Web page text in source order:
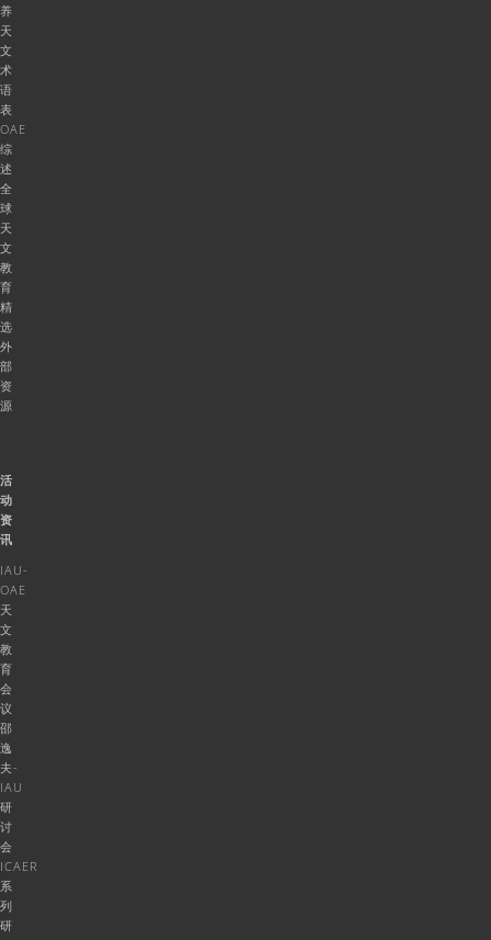
养
天
文
术
语
表
OAE
综
述
全
球
天
文
教
育
精
选
外
部
资
源
活
动
资
讯
IAU-
OAE
天
文
教
育
会
议
邵
逸
夫-
IAU
研
讨
会
ICAER
系
列
研